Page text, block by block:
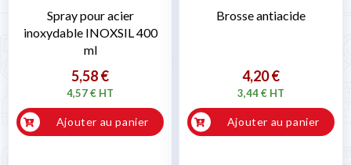
Spray pour acier
inoxydable INOXSIL 400
ml
5,58 €
4,57 € HT
Ajouter au panier
Brosse antiacide
4,20 €
3,44 € HT
Ajouter au panier